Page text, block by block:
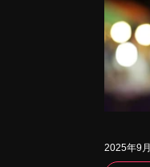
2025年9